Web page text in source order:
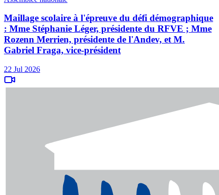
Maillage scolaire à l'épreuve du défi démographique
: Mme Stéphanie Léger, présidente du RFVE ; Mme
Rozenn Merrien, présidente de l'Andev, et M.
Gabriel Fraga, vice-président
22 Jul 2026